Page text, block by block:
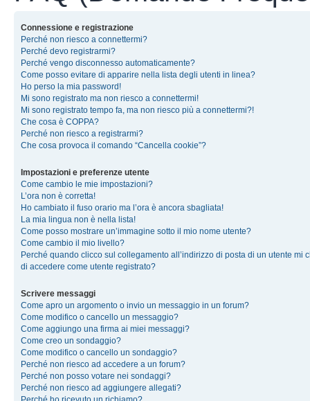
Connessione e registrazione
Perché non riesco a connettermi?
Perché devo registrarmi?
Perché vengo disconnesso automaticamente?
Come posso evitare di apparire nella lista degli utenti in linea?
Ho perso la mia password!
Mi sono registrato ma non riesco a connettermi!
Mi sono registrato tempo fa, ma non riesco più a connettermi?!
Che cosa è COPPA?
Perché non riesco a registrarmi?
Che cosa provoca il comando “Cancella cookie”?
Impostazioni e preferenze utente
Come cambio le mie impostazioni?
L’ora non è corretta!
Ho cambiato il fuso orario ma l’ora è ancora sbagliata!
La mia lingua non è nella lista!
Come posso mostrare un’immagine sotto il mio nome utente?
Come cambio il mio livello?
Perché quando clicco sul collegamento all’indirizzo di posta di un utente mi
di accedere come utente registrato?
Scrivere messaggi
Come apro un argomento o invio un messaggio in un forum?
Come modifico o cancello un messaggio?
Come aggiungo una firma ai miei messaggi?
Come creo un sondaggio?
Come modifico o cancello un sondaggio?
Perché non riesco ad accedere a un forum?
Perché non posso votare nei sondaggi?
Perché non riesco ad aggiungere allegati?